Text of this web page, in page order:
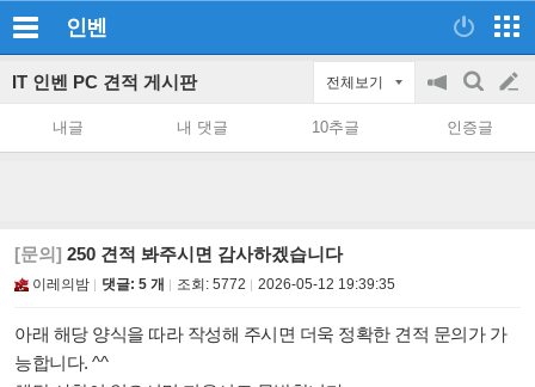
인벤
IT 인벤 PC 견적 게시판 전체보기
공
on/off
검
색
글
쓰
내글 내 댓글 10추글 인증글
[문의] 250 견적 봐주시면 감사하겠습니다
이레의밤 댓글: 5 개 조회: 5772 2026-05-12 19:39:35
아래 해당 양식을 따라 작성해 주시면 더욱 정확한 견적 문의가 가
능합니다. ^^